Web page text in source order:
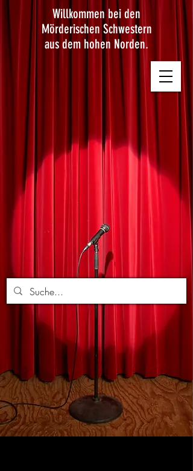
Willkommen bei den
Mörderischen Schwestern
aus dem hohen Norden.